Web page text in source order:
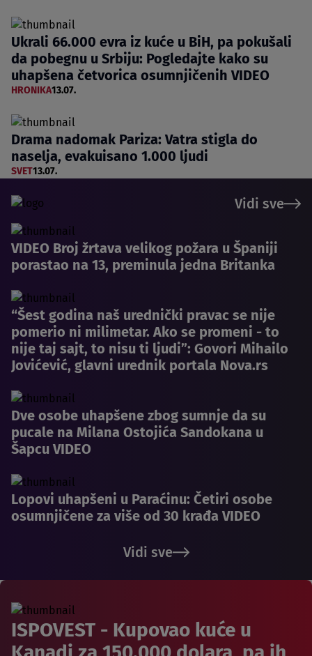
Ukrali 66.000 evra iz kuće u BiH, pa pokušali
da pobegnu u Srbiju: Pogledajte kako su
uhapšena četvorica osumnjičenih VIDEO
HRONIKA13.07.
Drama nadomak Pariza: Vatra stigla do
naselja, evakuisano 1.000 ljudi
SVET13.07.
Vidi sve
VIDEO Broj žrtava velikog požara u Španiji
porastao na 13, preminula jedna Britanka
“Šest godina naš urednički pravac se nije
pomerio ni milimetar. Ako se promeni - to
nije taj sajt, to nisu ti ljudi”: Govori Mihailo
Jovićević, glavni urednik portala Nova.rs
Dve osobe uhapšene zbog sumnje da su
pucale na Milana Ostojića Sandokana u
Šapcu VIDEO
Lopovi uhapšeni u Paraćinu: Četiri osobe
osumnjičene za više od 30 krađa VIDEO
Vidi sve
ISPOVEST - Kupovao kuće u